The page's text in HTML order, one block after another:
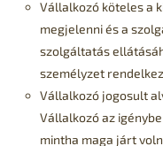
Vállalkozó köteles a
megjelenni és a
szolgáltatás
személyzet
Vállalkozó jogosult
Vállalkozó az
mintha maga járt